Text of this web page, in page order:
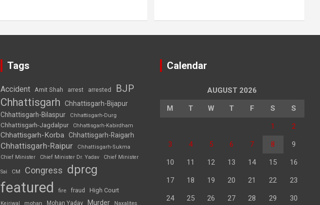
Tags
Accident Amit Shah arrest arrested BJP
Chhattisgarh
Chhattisgarh-Bijapur
Chhattisgarh-Bilaspur
Chhattisgarh-Durg
Chhattisgarh-Jagdalpur Chhattisgarh-Kabirdham
Chhattisgarh-Korba Chhattisgarh-Raigarh
Chhattisgarh-Raipur
Chhattisgarh-Sukma
Chief Minister
Chief Minister Dr. Yadav Chief Minister
Sai CM Congress dprcg
featured fire fraud High Court
Kejriwal mohan Mohan Yadav Murder Naxalites
Calendar
AUGUST 2026
M T W T F S S
1 2
3 4 5 6 7 8 9
10 11 12 13 14 15 16
17 18 19 20 21 22 23
24 25 26 27 28 29 30